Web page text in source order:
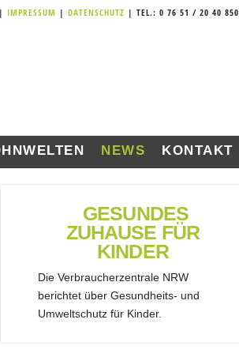
| IMPRESSUM |DATENSCHUTZ | TEL.: 0 76 51 / 20 40 850
NEWS KONTAKT
GESUNDES
ZUHAUSE FÜR
KINDER
Die Verbraucherzentrale NRW
berichtet über Gesundheits- und
Umweltschutz für Kinder.